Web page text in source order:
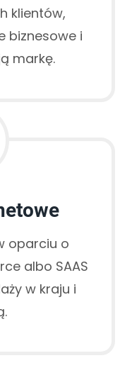
klientów,
biznesowe i
markę.
oparciu o
albo SAAS
w kraju i